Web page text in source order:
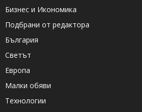
Бизнес и Икономика
Подбрани от редактора
България
Светът
Европа
Малки обяви
Технологии